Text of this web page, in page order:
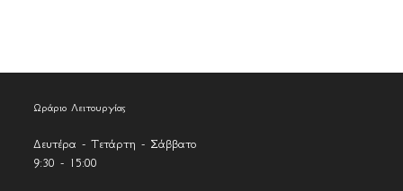
Ωράριο Λειτουργίας
Δευτέρα - Τετάρτη - Σάββατο
9:30 - 15:00